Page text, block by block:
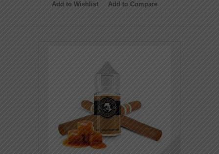
Add to Wishlist Add to Compare